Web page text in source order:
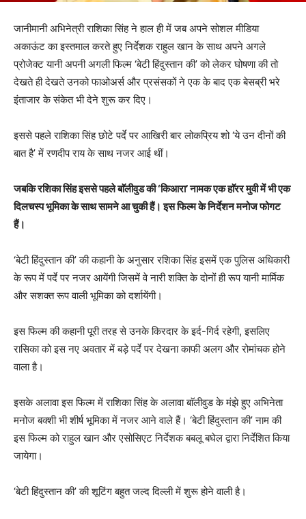
जानीमानी अभिनेत्री राशिका सिंह ने हाल ही में जब अपने सोशल मीडिया
अकाऊंट का इस्तमाल करते हुए निर्देशक राहुल खान के साथ अपने अगले
प्रोजेक्ट यानी अपनी अगली फिल्म ‘बेटी हिंदुस्तान की’ को लेकर घोषणा की तो
देखते ही देखते उनको फाओअर्स और प्रसंसकों ने एक के बाद एक बेसब्री भरे
इंताजार के संकेत भी देने शुरू कर दिए।
इससे पहले राशिका सिंह छोटे पर्दे पर आखिरी बार लोकप्रिय शो ‘ये उन दीनों की
बात है’ में रणदीप राय के साथ नजर आई थीं।
जबकि रशिका सिंह इससे पहले बाॅलीवुड की ‘किआरा’ नामक एक हाॅरर मुवी में भी एक
दिलचस्प भूमिका के साथ सामने आ चुकी हैं। इस फिल्म के निर्देशन मनोज फोगट
हैं।
‘बेटी हिंदुस्तान की’ की कहानी के अनुसार रशिका सिंह इसमें एक पुलिस अधिकारी
के रूप में पर्दे पर नजर आयेंगी जिसमें वे नारी शक्ति के दोनों ही रूप यानी मार्मिक
और सशक्त रूप वाली भूमिका को दर्शायेंगी।
इस फिल्म की कहानी पूरी तरह से उनके किरदार के इर्द-गिर्द रहेगी, इसलिए
रासिका को इस नए अवतार में बड़े पर्दे पर देखना काफी अलग और रोमांचक होने
वाला है।
इसके अलावा इस फिल्म में राशिका सिंह के अलावा बाॅलीवुड के मंझे हुए अभिनेता
मनोज बक्शी भी शीर्ष भूमिका में नजर आने वाले हैं। ‘बेटी हिंदुस्तान की’ नाम की
इस फिल्म को राहुल खान और एसोसिएट निर्देशक बबलू बघेल द्वारा निर्देशित किया
जायेगा।
‘बेटी हिंदुस्तान की’ की शूटिंग बहुत जल्द दिल्ली में शुरू होने वाली है।